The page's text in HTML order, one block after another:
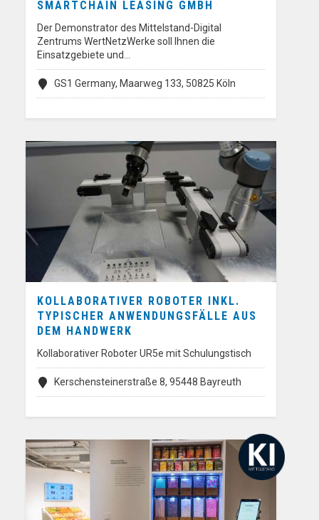
SMARTCHAIN LEASING GMBH
Der Demonstrator des Mittelstand-Digital
Zentrums WertNetzWerke soll Ihnen die
Einsatzgebiete und…
GS1 Germany, Maarweg 133, 50825 Köln
KOLLABORATIVER ROBOTER INKL.
TYPISCHER ANWENDUNGSFÄLLE AUS
DEM HANDWERK
Kollaborativer Roboter UR5e mit Schulungstisch
Kerschensteinerstraße 8, 95448 Bayreuth